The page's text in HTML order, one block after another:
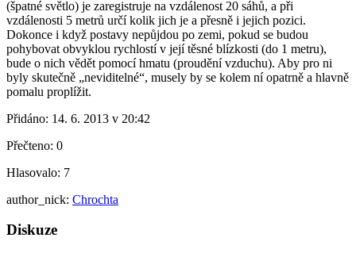
(špatné světlo) je zaregistruje na vzdálenost 20 sáhů, a při
vzdálenosti 5 metrů určí kolik jich je a přesně i jejich pozici.
Dokonce i když postavy nepůjdou po zemi, pokud se budou
pohybovat obvyklou rychlostí v její těsné blízkosti (do 1 metru),
bude o nich vědět pomocí hmatu (proudění vzduchu). Aby pro ni
byly skutečně „neviditelné“, musely by se kolem ní opatrně a hlavně
pomalu proplížit.
Přidáno: 14. 6. 2013 v 20:42
Přečteno: 0
Hlasovalo: 7
author_nick: Chrochta
Diskuze